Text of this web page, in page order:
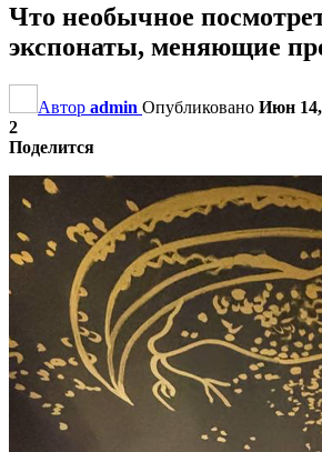
Что необычное
экспонаты, меняющие
Автор admin Опубликовано Июн 14,
2
Поделится